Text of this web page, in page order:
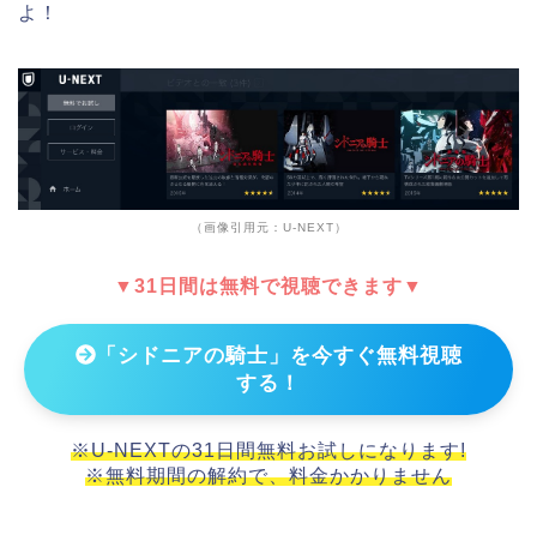
よ！
（画像引用元：U-NEXT）
▼31日間は無料で視聴できます▼
「シドニアの騎士」を今すぐ無料視聴
する！
※U-NEXTの31日間無料お試しになります!
※無料期間の解約で、料金かかりません